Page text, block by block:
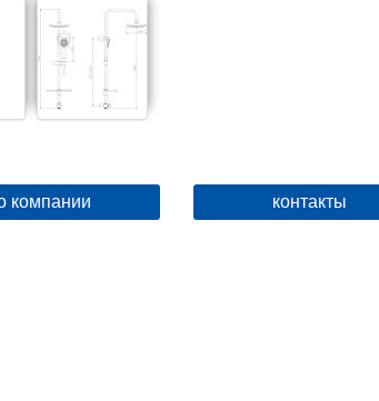
компании контакты